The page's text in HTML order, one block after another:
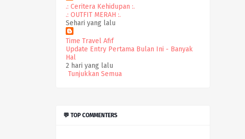
.: Ceritera Kehidupan :.
.: OUTFIT MERAH :.
Sehari yang lalu
Time Travel Afif
Update Entry Pertama Bulan Ini - Banyak
Hal
2 hari yang lalu
Tunjukkan Semua
💬 TOP COMMENTERS